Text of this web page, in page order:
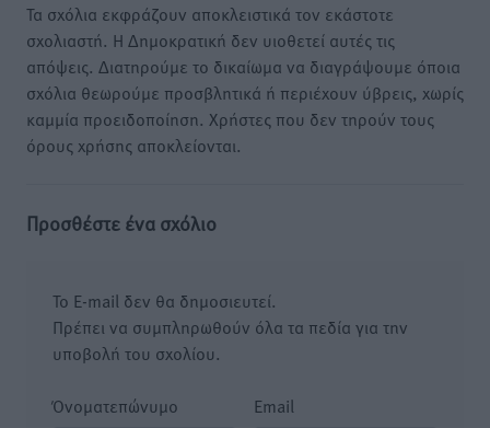
Τα σχόλια εκφράζουν αποκλειστικά τον εκάστοτε
σχολιαστή. Η Δημοκρατική δεν υιοθετεί αυτές τις
απόψεις. Διατηρούμε το δικαίωμα να διαγράψουμε όποια
σχόλια θεωρούμε προσβλητικά ή περιέχουν ύβρεις, χωρίς
καμμία προειδοποίηση. Χρήστες που δεν τηρούν τους
όρους χρήσης αποκλείονται.
Προσθέστε ένα σχόλιο
Το E-mail δεν θα δημοσιευτεί.
Πρέπει να συμπληρωθούν όλα τα πεδία για την
υποβολή του σχολίου.
Όνοματεπώνυμο Email